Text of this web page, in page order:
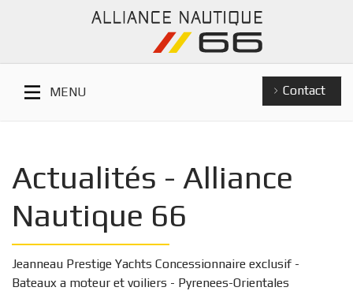
MENU Contact
Actualités - Alliance
Nautique 66
Jeanneau Prestige Yachts Concessionnaire exclusif -
Bateaux a moteur et voiliers - Pyrenees-Orientales